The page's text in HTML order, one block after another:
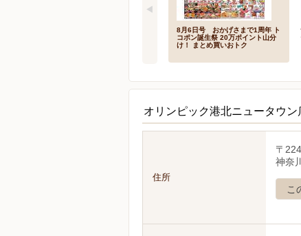
8月6日号 おかげさまで1周年 ト
コポン誕生祭 20万ポイント山分
け！ まとめ買いおトク
オリンピック港北ニュータウン
住所
〒
神奈
こ